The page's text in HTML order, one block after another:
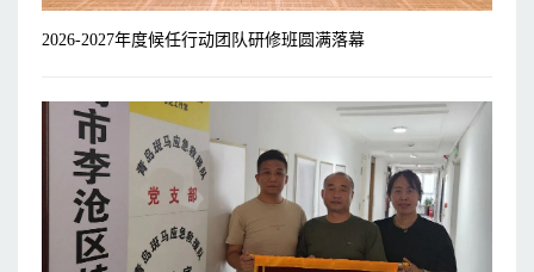
2026-2027年度候任行动团队研修班圆满落幕